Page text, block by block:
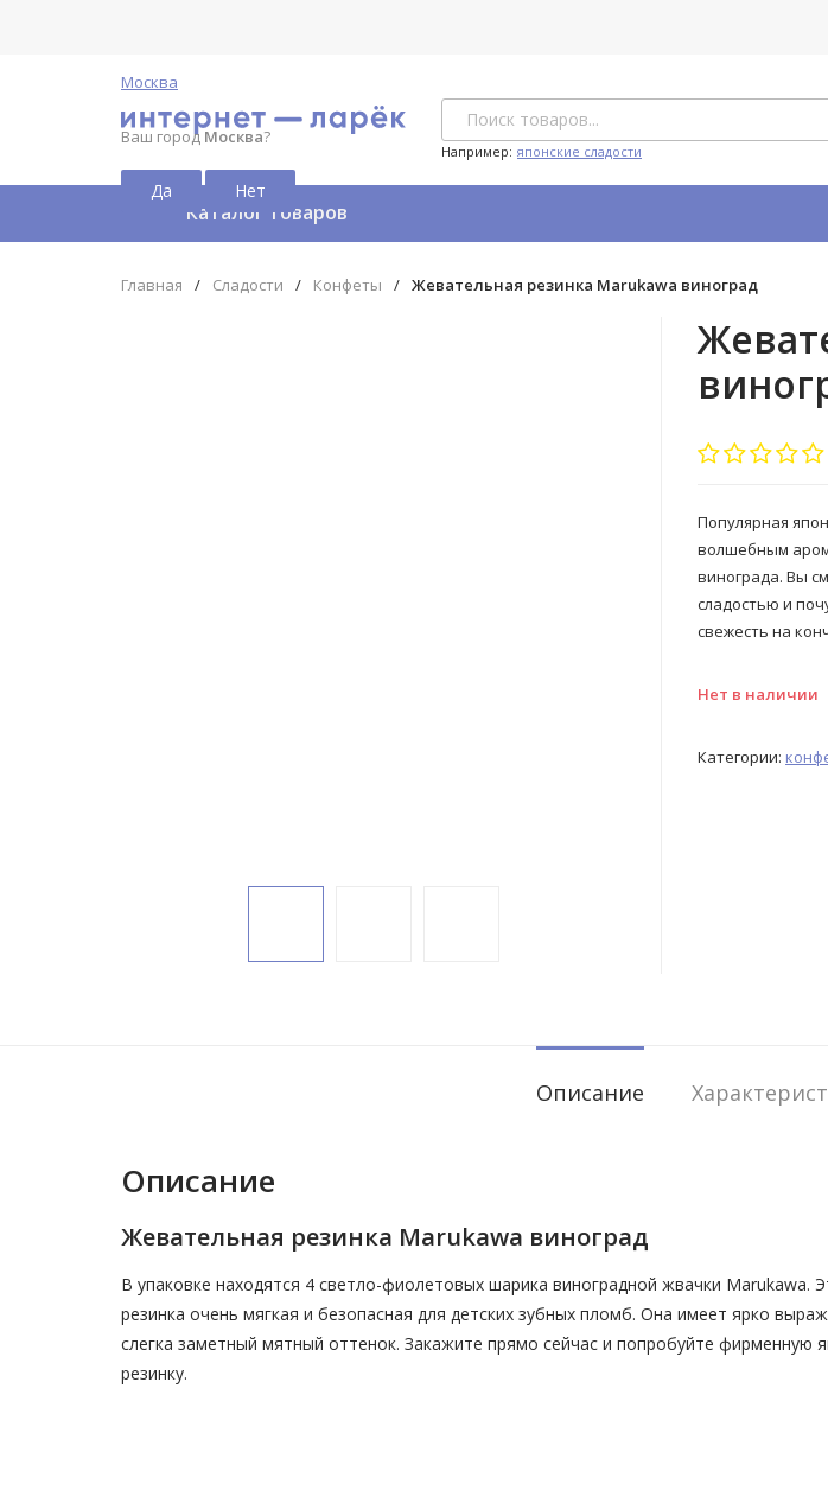
Москва
Ваш город Москва?
Например: японские сладости
Каталог товаров
Главная / Сладости / Конфеты / Жевательная резинка Marukawa виноград
Популярная
волшебным
винограда. Вы
сладостью и
свежесть на
Нет в наличии
Категории:
Описание
Описание
Жевательная резинка Marukawa виноград
В упаковке находятся 4 светло-фиолетовых шарика виноградной жвачки Marukawa.
резинка очень мягкая и безопасная для детских зубных пломб. Она имеет ярко
слегка заметный мятный оттенок. Закажите прямо сейчас и попробуйте фирменную
резинку.